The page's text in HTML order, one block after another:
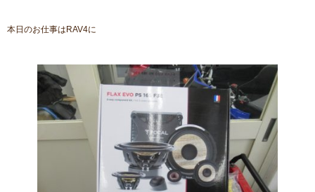
本日のお仕事はRAV4に